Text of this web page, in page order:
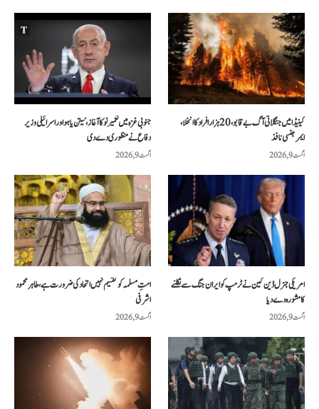
جنوبی غزہ میں تعمیر نو کا آغاز، نیتن یاہو اور اسرائیلی وزیر
دفاع نے منظوری دے دی
اگست 9, 2026
کینیڈا میں جنگلاتی آگ بے قابو، 20 ہزار افراد کا انخلا،
ایمرجنسی نافذ
اگست 9, 2026
امتِ مسلمہ کو تقسیم نہیں اتحاد کی ضرورت ہے، طاہر محمود
اشرفی
اگست 9, 2026
امریکی جنرل ڈین کین نے ٹرمپ کو ایران جنگ سے نکلنے
کا مشورہ دے دیا
اگست 9, 2026